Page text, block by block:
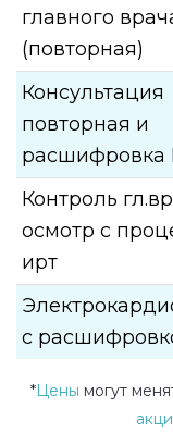
главного
(повторная)
Консультация
повторная и
расшифровка
Контроль
осмотр с
ирт
с
*Цены могут